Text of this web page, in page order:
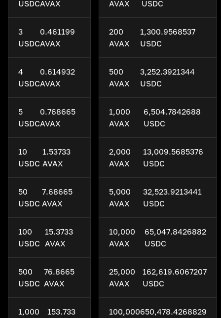
USDCAVAX
3
USDC
0.461199
AVAX
4
USDC
0.614932
AVAX
5
USDC
0.768665
AVAX
10
USDC
1.53733
AVAX
50
USDC
7.68665
AVAX
100
USDC
15.3733
AVAX
500
USDC
76.8665
AVAX
1,000
153.733
AVAX USDC
200
AVAX
1,300.9568537
USDC
500
AVAX
3,252.3921344
USDC
1,000
AVAX
6,504.7842688
USDC
2,000
AVAX
13,009.5685376
USDC
5,000
AVAX
32,523.9213441
USDC
10,000
AVAX
65,047.8426882
USDC
25,000
AVAX
162,619.6067207
USDC
100,000650,478.4268829